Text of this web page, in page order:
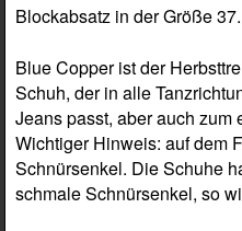
Blockabsatz in der Größe 37.
Blue Copper ist der
Schuh, der in alle
Jeans passt, aber auch zum
Wichtiger Hinweis: auf dem
Schnürsenkel. Die Schuhe
schmale Schnürsenkel, so